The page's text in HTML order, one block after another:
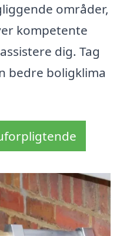
områder,
kompetente
dig. Tag
bedre boligklima